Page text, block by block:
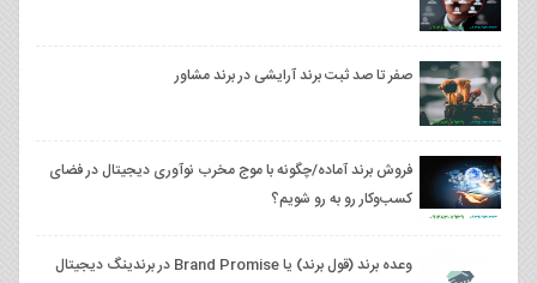
صفر تا صد ثبت برند آرایشی در برند مشاور
فروش برند آماده/چگونه با موج مخرب نوآوری دیجیتال در فضای
کسب‌وکار رو به رو شویم؟
وعده برند (قول برند) یا Brand Promise در برندینگ دیجیتال